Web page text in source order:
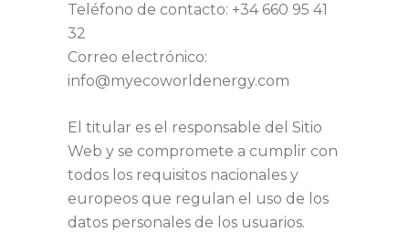
Teléfono de contacto: +34 660 95 41
32
Correo electrónico:
info@myecoworldenergy.com
El titular es el responsable del Sitio
Web y se compromete a cumplir con
todos los requisitos nacionales y
europeos que regulan el uso de los
datos personales de los usuarios.